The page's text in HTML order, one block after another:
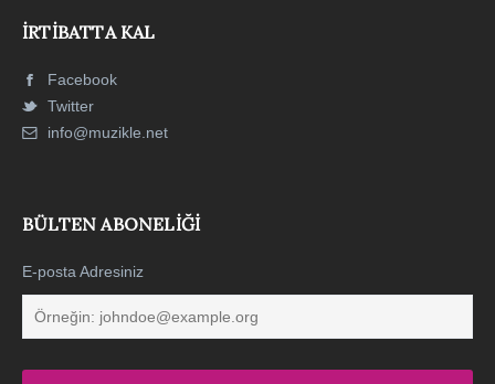
İRTIBATTA KAL
Facebook
Twitter
info@muzikle.net
BÜLTEN ABONELIĞI
E-posta Adresiniz